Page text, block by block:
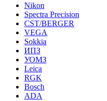
Nikon
Spectra Precision
CST/BERGER
VEGA
Sokkia
ИПЗ
УОМЗ
Leica
RGK
Bosch
ADA